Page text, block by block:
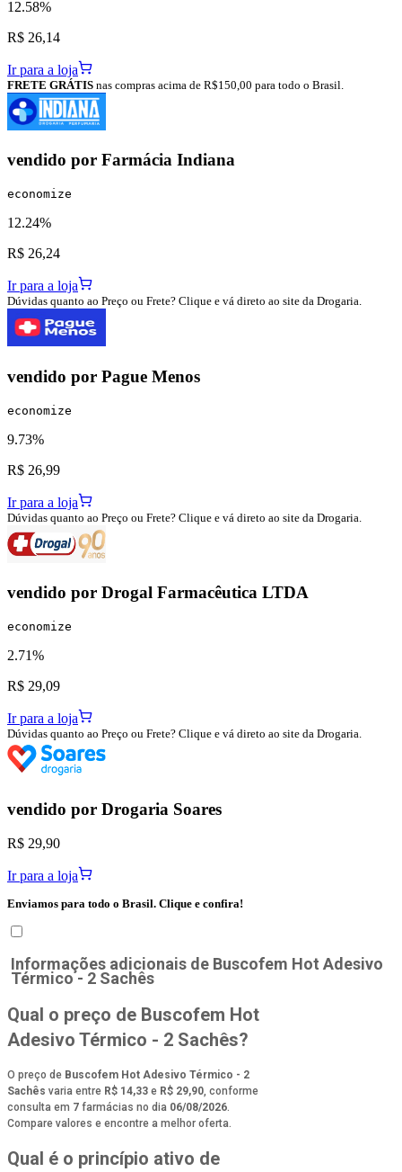
12.58%
R$ 26,14
Ir para a loja
FRETE GRÁTIS nas compras acima de R$150,00 para todo o Brasil.
vendido por Farmácia Indiana
economize
12.24%
R$ 26,24
Ir para a loja
Dúvidas quanto ao Preço ou Frete? Clique e vá direto ao site da Drogaria.
vendido por Pague Menos
economize
9.73%
R$ 26,99
Ir para a loja
Dúvidas quanto ao Preço ou Frete? Clique e vá direto ao site da Drogaria.
vendido por Drogal Farmacêutica LTDA
economize
2.71%
R$ 29,09
Ir para a loja
Dúvidas quanto ao Preço ou Frete? Clique e vá direto ao site da Drogaria.
vendido por Drogaria Soares
R$ 29,90
Ir para a loja
Enviamos para todo o Brasil. Clique e confira!
Informações adicionais de Buscofem Hot Adesivo
Térmico - 2 Sachês
Qual o preço de Buscofem Hot
Adesivo Térmico - 2 Sachês?
O preço de Buscofem Hot Adesivo Térmico - 2
Sachês varia entre R$ 14,33 e R$ 29,90, conforme
consulta em 7 farmácias no dia 06/08/2026.
Compare valores e encontre a melhor oferta.
Qual é o princípio ativo de